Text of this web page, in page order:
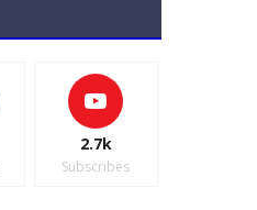
2.7k
Subscribes